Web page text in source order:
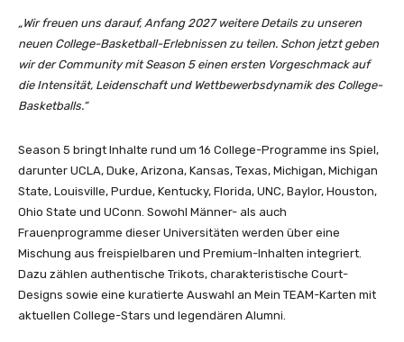
„Wir freuen uns darauf, Anfang 2027 weitere Details zu unseren
neuen College-Basketball-Erlebnissen zu teilen. Schon jetzt geben
wir der Community mit Season 5 einen ersten Vorgeschmack auf
die Intensität, Leidenschaft und Wettbewerbsdynamik des College-
Basketballs.“
Season 5 bringt Inhalte rund um 16 College-Programme ins Spiel,
darunter UCLA, Duke, Arizona, Kansas, Texas, Michigan, Michigan
State, Louisville, Purdue, Kentucky, Florida, UNC, Baylor, Houston,
Ohio State und UConn. Sowohl Männer- als auch
Frauenprogramme dieser Universitäten werden über eine
Mischung aus freispielbaren und Premium-Inhalten integriert.
Dazu zählen authentische Trikots, charakteristische Court-
Designs sowie eine kuratierte Auswahl an Mein TEAM-Karten mit
aktuellen College-Stars und legendären Alumni.